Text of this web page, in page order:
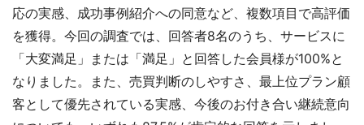
応の実感、成功事例紹介への同意など、複数項目で高評価
を獲得。今回の調査では、回答者8名のうち、サービスに
「大変満足」または「満足」と回答した会員様が100%と
なりました。また、売買判断のしやすさ、最上位プラン顧
客として優先されている実感、今後のお付き合い継続意向